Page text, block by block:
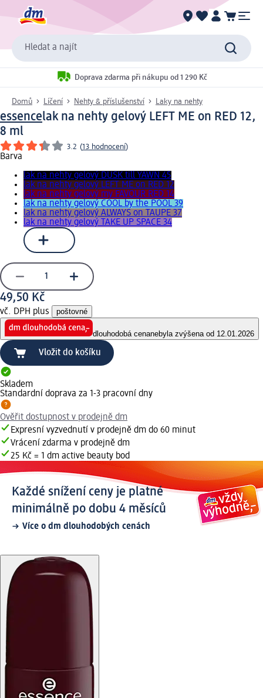
Hledat a najít
Doprava zdarma při nákupu od 1 290 Kč
Domů Líčení Nehty & příslušenství Laky na nehty
essencelak na nehty gelový LEFT ME on RED 12,
8 ml
3.2 (13 hodnocení)
Barva
lak na nehty gelový DUSK till YAWN 45
lak na nehty gelový LEFT ME on RED 12
lak na nehty gelový my FAVOUR RED 14
lak na nehty gelový COOL by the POOL 39
lak na nehty gelový ALWAYS on TAUPE 37
lak na nehty gelový TAKE UP SPACE 34
49,50 Kč
vč. DPH plus poštovné
dlouhodobá cenanebyla zvýšena od 12.01.2026
Vložit do košíku
Skladem
Standardní doprava za 1-3 pracovní dny
Ověřit dostupnost v prodejně dm
Expresní vyzvednutí v prodejně dm do 60 minut
Vrácení zdarma v prodejně dm
25 Kč = 1 dm active beauty bod
Každé snížení ceny je platné
minimálně po dobu 4 měsíců
Více o dm dlouhodobých cenách